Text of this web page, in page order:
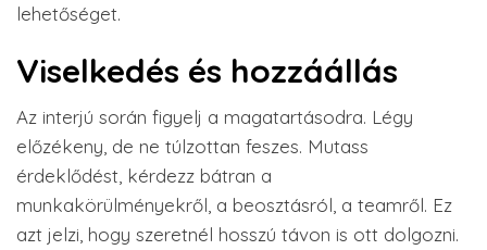
lehetőséget.
Viselkedés és hozzáállás
Az interjú során figyelj a magatartásodra. Légy
előzékeny, de ne túlzottan feszes. Mutass
érdeklődést, kérdezz bátran a
munkakörülményekről, a beosztásról, a teamről. Ez
azt jelzi, hogy szeretnél hosszú távon is ott dolgozni.